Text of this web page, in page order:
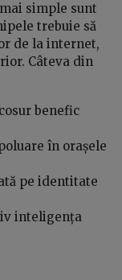
simple sunt
trebuie să
de la internet,
Câteva din
benefic
în orașele
pe identitate
inteligența